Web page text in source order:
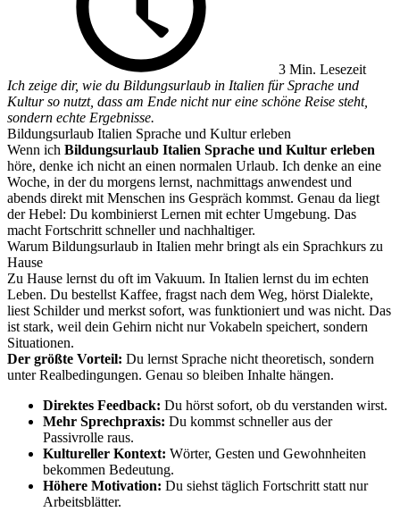
3 Min. Lesezeit
Ich zeige dir, wie du Bildungsurlaub in Italien für Sprache und
Kultur so nutzt, dass am Ende nicht nur eine schöne Reise steht,
sondern echte Ergebnisse.
Bildungsurlaub Italien Sprache und Kultur erleben
Wenn ich Bildungsurlaub Italien Sprache und Kultur erleben
höre, denke ich nicht an einen normalen Urlaub. Ich denke an eine
Woche, in der du morgens lernst, nachmittags anwendest und
abends direkt mit Menschen ins Gespräch kommst. Genau da liegt
der Hebel: Du kombinierst Lernen mit echter Umgebung. Das
macht Fortschritt schneller und nachhaltiger.
Warum Bildungsurlaub in Italien mehr bringt als ein Sprachkurs zu
Hause
Zu Hause lernst du oft im Vakuum. In Italien lernst du im echten
Leben. Du bestellst Kaffee, fragst nach dem Weg, hörst Dialekte,
liest Schilder und merkst sofort, was funktioniert und was nicht. Das
ist stark, weil dein Gehirn nicht nur Vokabeln speichert, sondern
Situationen.
Der größte Vorteil: Du lernst Sprache nicht theoretisch, sondern
unter Realbedingungen. Genau so bleiben Inhalte hängen.
Direktes Feedback: Du hörst sofort, ob du verstanden wirst.
Mehr Sprechpraxis: Du kommst schneller aus der
Passivrolle raus.
Kultureller Kontext: Wörter, Gesten und Gewohnheiten
bekommen Bedeutung.
Höhere Motivation: Du siehst täglich Fortschritt statt nur
Arbeitsblätter.